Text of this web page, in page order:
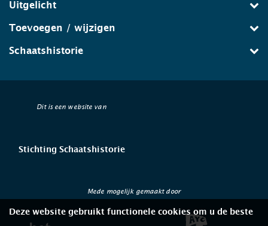
Uitgelicht
Toevoegen / wijzigen
Schaatshistorie
Dit is een website van
Stichting Schaatshistorie
Mede mogelijk gemaakt door
Deze website gebruikt functionele cookies om u de beste